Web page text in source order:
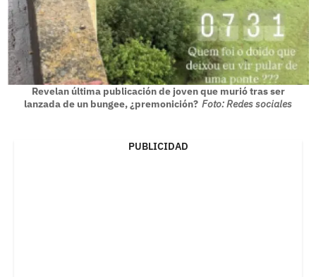
Revelan última publicación de joven que murió tras ser
lanzada de un bungee, ¿premonición? Foto: Redes sociales
PUBLICIDAD